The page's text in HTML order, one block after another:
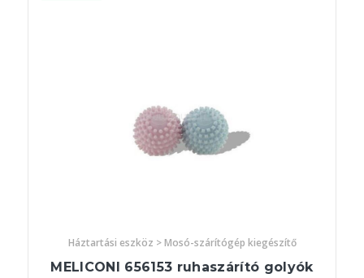
Háztartási eszköz > Mosó-szárítógép kiegészítő
MELICONI 656153 ruhaszárító golyók